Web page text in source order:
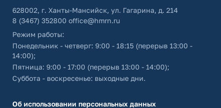
628002, г. Ханты-Мансийск, ул. Гагарина, д. 214
8 (3467) 352800 office@hmrn.ru
Режим работы:
Понедельник - четверг: 9:00 - 18:15 (перерыв 13:00 -
14:00);
Пятница: 9:00 - 17:00 (перерыв 13:00 - 14:00);
Суббота - воскресенье: выходные дни.
Об использовании персональных данных